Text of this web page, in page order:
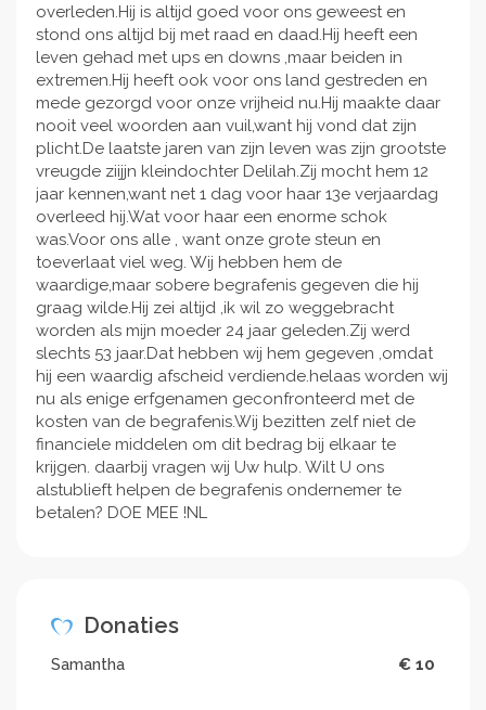
overleden.Hij is altijd goed voor ons geweest en
stond ons altijd bij met raad en daad.Hij heeft een
leven gehad met ups en downs ,maar beiden in
extremen.Hij heeft ook voor ons land gestreden en
mede gezorgd voor onze vrijheid nu.Hij maakte daar
nooit veel woorden aan vuil,want hij vond dat zijn
plicht.De laatste jaren van zijn leven was zijn grootste
vreugde ziijjn kleindochter Delilah.Zij mocht hem 12
jaar kennen,want net 1 dag voor haar 13e verjaardag
overleed hij.Wat voor haar een enorme schok
was.Voor ons alle , want onze grote steun en
toeverlaat viel weg. Wij hebben hem de
waardige,maar sobere begrafenis gegeven die hij
graag wilde.Hij zei altijd ,ik wil zo weggebracht
worden als mijn moeder 24 jaar geleden.Zij werd
slechts 53 jaar.Dat hebben wij hem gegeven ,omdat
hij een waardig afscheid verdiende.helaas worden wij
nu als enige erfgenamen geconfronteerd met de
kosten van de begrafenis.Wij bezitten zelf niet de
financiele middelen om dit bedrag bij elkaar te
krijgen. daarbij vragen wij Uw hulp. Wilt U ons
alstublieft helpen de begrafenis ondernemer te
betalen? DOE MEE !NL
Donaties
Samantha € 10